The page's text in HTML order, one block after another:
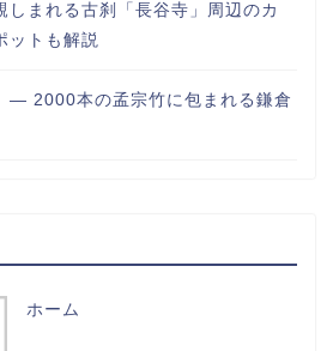
しまれる古刹「長谷寺」周辺のカ
ットも解説
― 2000本の孟宗竹に包まれる鎌倉
ホーム